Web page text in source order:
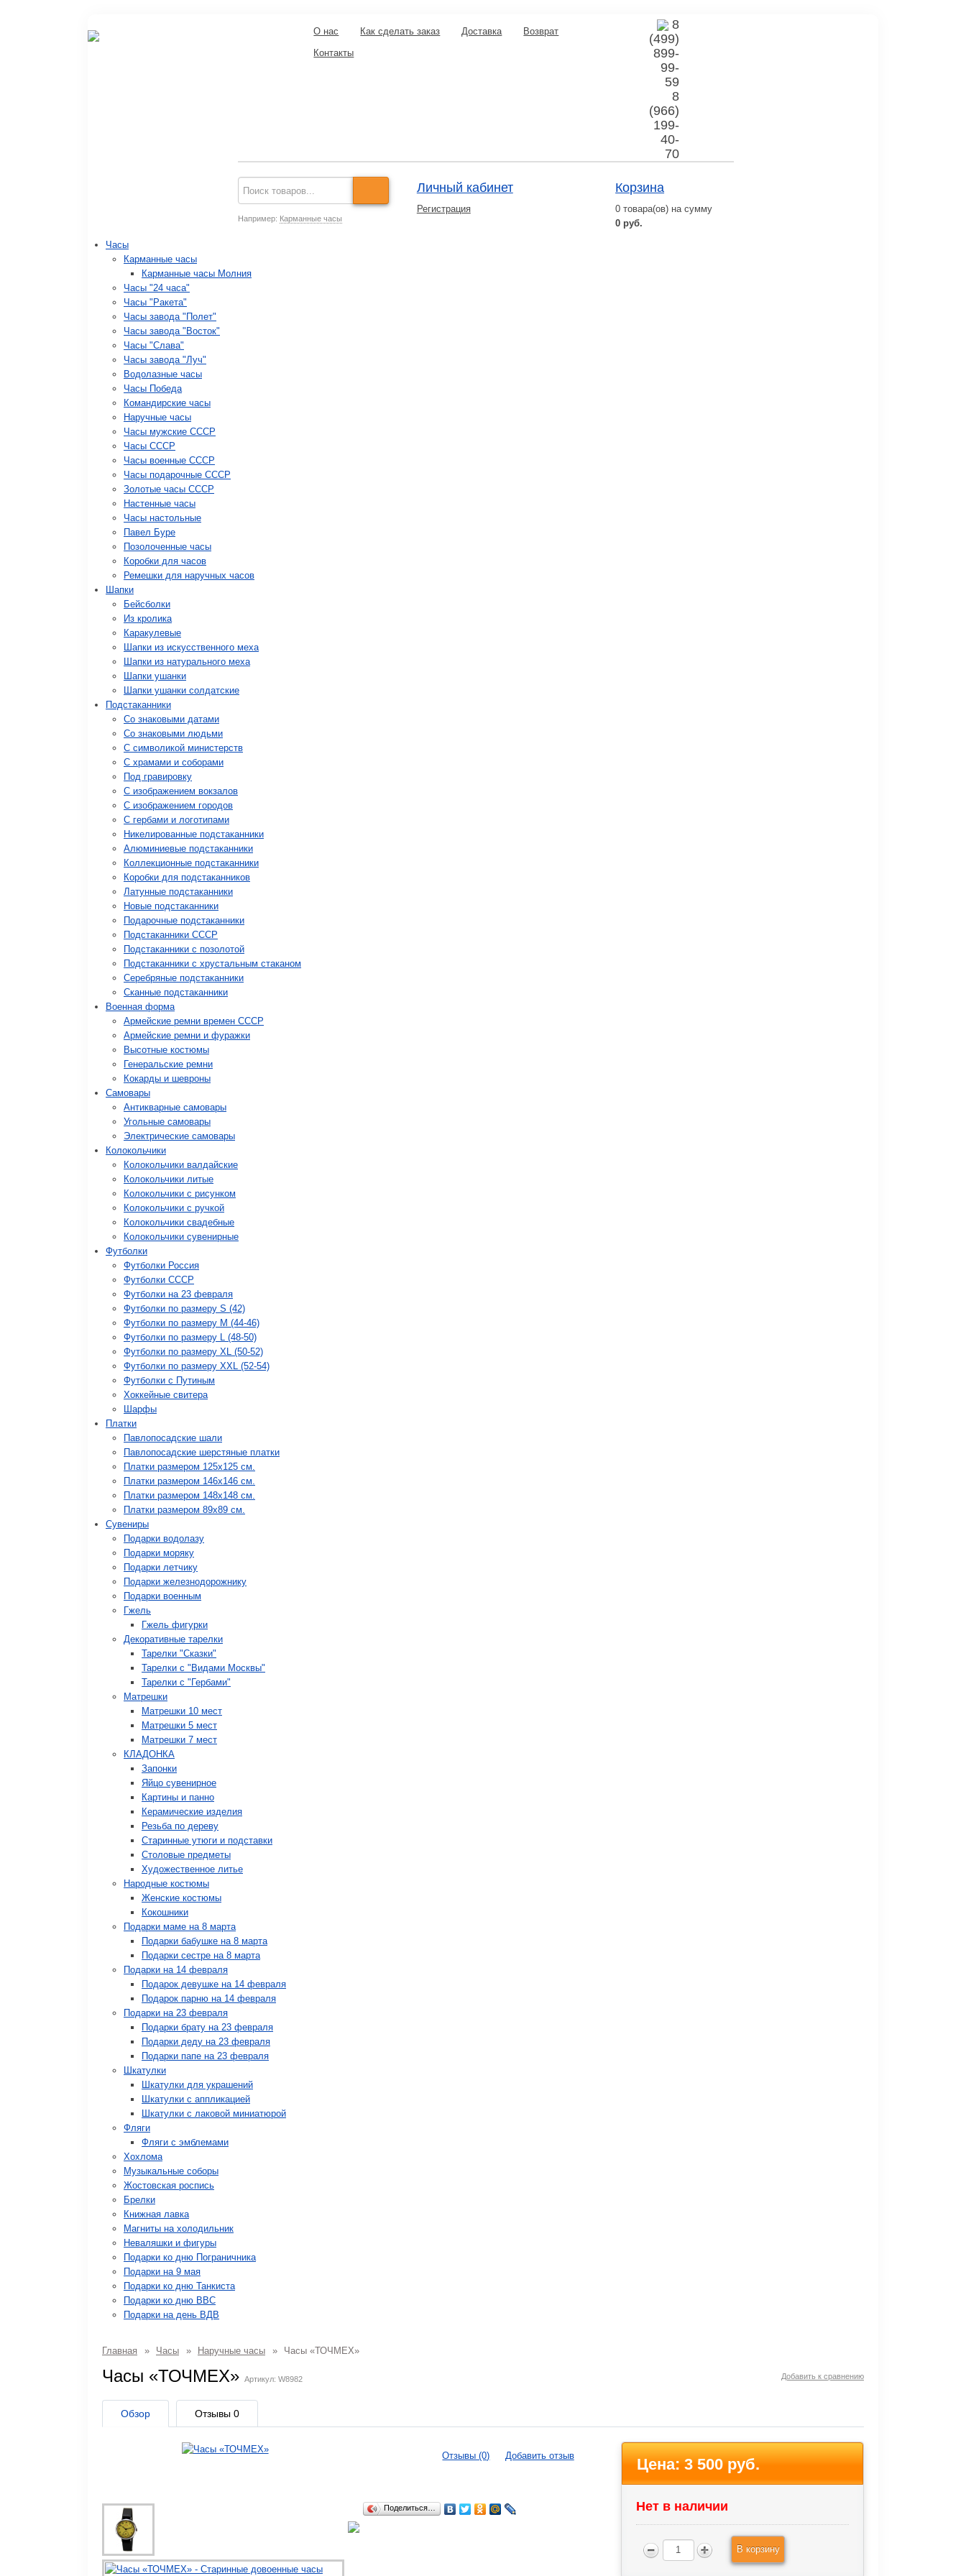
О нас Как сделать заказ Доставка
Возврат
Контакты
8
(499)
899-
99-
59
8
(966)
199-
40-
70
Например: Карманные часы
Личный кабинет
Регистрация
Корзина
0 товара(ов) на сумму
0 руб.
Часы
Карманные часы
Карманные часы Молния
Часы "24 часа"
Часы "Ракета"
Часы завода "Полет"
Часы завода "Восток"
Часы "Слава"
Часы завода "Луч"
Водолазные часы
Часы Победа
Командирские часы
Наручные часы
Часы мужские СССР
Часы СССР
Часы военные СССР
Часы подарочные СССР
Золотые часы СССР
Настенные часы
Часы настольные
Павел Буре
Позолоченные часы
Коробки для часов
Ремешки для наручных часов
Шапки
Бейсболки
Из кролика
Каракулевые
Шапки из искусственного меха
Шапки из натурального меха
Шапки ушанки
Шапки ушанки солдатские
Подстаканники
Со знаковыми датами
Cо знаковыми людьми
C символикой министерств
C храмами и соборами
Под гравировку
С изображением вокзалов
С изображением городов
С гербами и логотипами
Никелированные подстаканники
Алюминиевые подстаканники
Коллекционные подстаканники
Коробки для подстаканников
Латунные подстаканники
Новые подстаканники
Подарочные подстаканники
Подстаканники СССР
Подстаканники с позолотой
Подстаканники с хрустальным стаканом
Серебряные подстаканники
Сканные подстаканники
Военная форма
Армейские ремни времен СССР
Армейские ремни и фуражки
Высотные костюмы
Генеральские ремни
Кокарды и шевроны
Cамовары
Антикварные самовары
Угольные самовары
Электрические самовары
Колокольчики
Колокольчики валдайские
Колокольчики литые
Колокольчики с рисунком
Колокольчики с ручкой
Колокольчики свадебные
Колокольчики сувенирные
Футболки
Футболки Россия
Футболки СССР
Футболки на 23 февраля
Футболки по размеру S (42)
Футболки по размеру М (44-46)
Футболки по размеру L (48-50)
Футболки по размеру XL (50-52)
Футболки по размеру XXL (52-54)
Футболки с Путиным
Хоккейные свитера
Шарфы
Платки
Павлопосадские шали
Павлопосадские шерстяные платки
Платки размером 125х125 см.
Платки размером 146х146 см.
Платки размером 148х148 см.
Платки размером 89х89 см.
Сувениры
Подарки водолазу
Подарки моряку
Подарки летчику
Подарки железнодорожнику
Подарки военным
Гжель
Гжель фигурки
Декоративные тарелки
Тарелки "Сказки"
Тарелки с "Видами Москвы"
Тарелки с "Гербами"
Матрешки
Матрешки 10 мест
Матрешки 5 мест
Матрешки 7 мест
КЛАДОНКА
Запонки
Яйцо сувенирное
Картины и панно
Керамические изделия
Резьба по дереву
Старинные утюги и подставки
Столовые предметы
Художественное литье
Народные костюмы
Женские костюмы
Кокошники
Подарки маме на 8 марта
Подарки бабушке на 8 марта
Подарки сестре на 8 марта
Подарки на 14 февраля
Подарок девушке на 14 февраля
Подарок парню на 14 февраля
Подарки на 23 февраля
Подарки брату на 23 февраля
Подарки деду на 23 февраля
Подарки папе на 23 февраля
Шкатулки
Шкатулки для украшений
Шкатулки с аппликацией
Шкатулки с лаковой миниатюрой
Фляги
Фляги с эмблемами
Хохлома
Музыкальные соборы
Жостовская роспись
Брелки
Книжная лавка
Магниты на холодильник
Неваляшки и фигуры
Подарки ко дню Пограничника
Подарки на 9 мая
Подарки ко дню Танкиста
Подарки ко дню ВВС
Подарки на день ВДВ
Главная » Часы » Наручные часы » Часы «ТОЧМЕХ»
Часы «ТОЧМЕХ» Артикул: W8982 Добавить к сравнению
Обзор Отзывы 0
Отзывы (0) Добавить отзыв
Поделиться…
Цена:3 500 руб.
Нет в наличии
В корзину